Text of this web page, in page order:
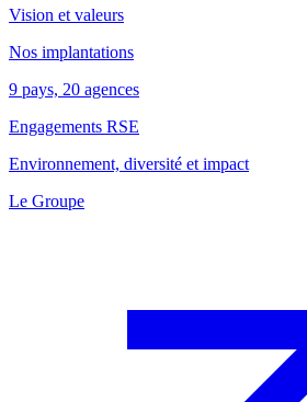
Vision et valeurs
Nos implantations
9 pays, 20 agences
Engagements RSE
Environnement, diversité et impact
Le Groupe